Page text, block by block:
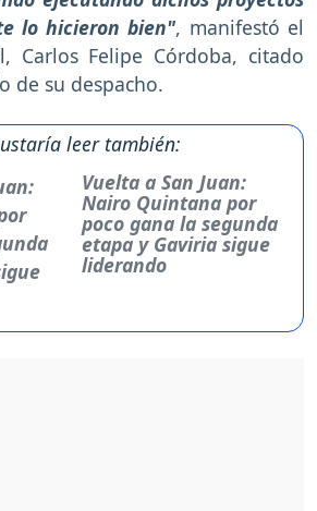
lo hicieron bien", manifestó el
Carlos Felipe Córdoba, citado
de su despacho.
leer también:
Vuelta a San Juan:
Nairo Quintana por
poco gana la segunda
etapa y Gaviria sigue
liderando